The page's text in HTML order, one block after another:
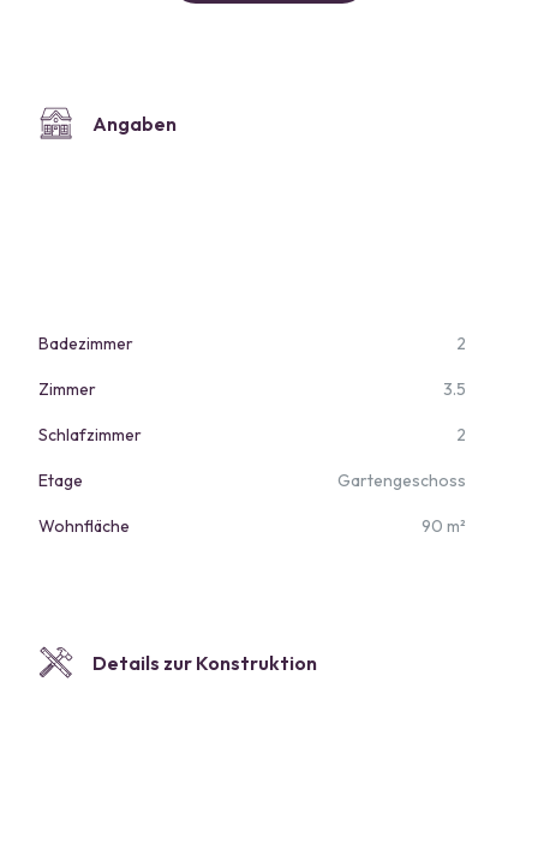
Angaben
Badezimmer 2
Zimmer 3.5
Schlafzimmer 2
Etage Gartengeschoss
Wohnfläche 90 m²
Details zur Konstruktion